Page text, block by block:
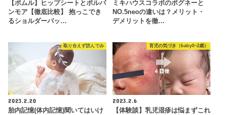
【ポムル】ヒップシートとポルバ
ンモア【徹底比較】 抱っこでき
るショルダーバッ…
ミキハウスコラボのポグネーと
NO.5neoの違いは？メリット・
デメリットを徹…
取り合えず読んでみ
2023.2.20
胎内記憶(体内記憶)聞いてはいけ
育児の気づき（baby0~2歳）
2023.2.6
【体験談】乳児湿疹は悩まずこれ